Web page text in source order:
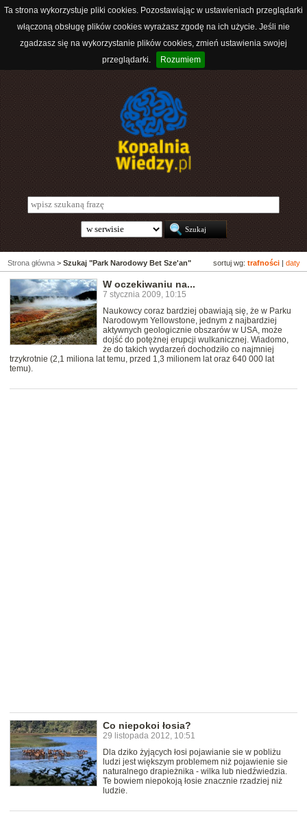
Ta strona wykorzystuje pliki cookies. Pozostawiając w ustawieniach przeglądarki
włączoną obsługę plików cookies wyrażasz zgodę na ich użycie. Jeśli nie
zgadzasz się na wykorzystanie plików cookies, zmień ustawienia swojej
przeglądarki.
Rozumiem
sortuj wg: trafności daty
Strona główna > Szukaj "Park Narodowy Bet Sze'an"
W oczekiwaniu na...
7 stycznia 2009, 10:15
Naukowcy coraz bardziej obawiają się, że w Parku
Narodowym Yellowstone, jednym z najbardziej
aktywnych geologicznie obszarów w USA, może
dojść do potężnej erupcji wulkanicznej. Wiadomo,
że do takich wydarzeń dochodziło co najmniej
trzykrotnie (2,1 miliona lat temu, przed 1,3 milionem lat oraz 640 000 lat
temu).
Co niepokoi łosia?
29 listopada 2012, 10:51
Dla dziko żyjących łosi pojawianie sie w pobliżu
ludzi jest większym problemem niż pojawienie sie
naturalnego drapieżnika - wilka lub niedźwiedzia.
Te bowiem niepokoją łosie znacznie rzadziej niż
ludzie.